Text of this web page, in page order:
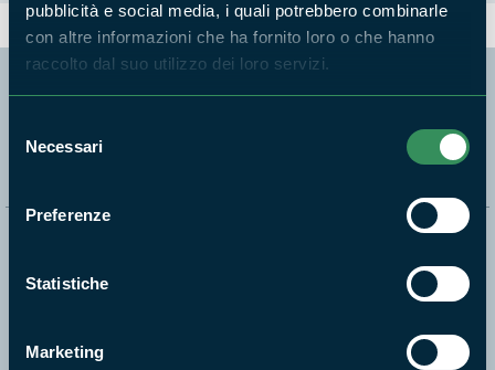
pubblicità e social media, i quali potrebbero combinarle
con altre informazioni che ha fornito loro o che hanno
raccolto dal suo utilizzo dei loro servizi.
delNecessari
Preferenze
Statistiche
Marketing